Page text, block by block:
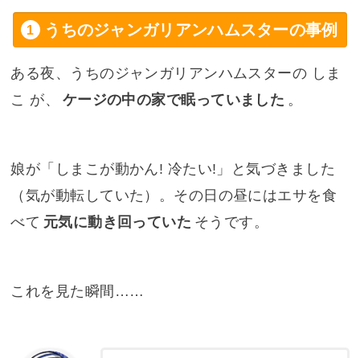
うちのジャンガリアンハムスターの事例
ある夜、うちのジャンガリアンハムスターの しま
こ が、
ケージの中の家で眠っていました 。
娘が「しまこが動かん! 冷たい!」と気づきました
（気が動転していた）。その日の昼にはエサを食
べて 元気に動き回っていた そうです。
これを見た瞬間……